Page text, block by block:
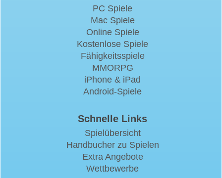
PC Spiele
Mac Spiele
Online Spiele
Kostenlose Spiele
Fähigkeitsspiele
MMORPG
iPhone & iPad
Android-Spiele
Schnelle Links
Spielübersicht
Handbucher zu Spielen
Extra Angebote
Wettbewerbe